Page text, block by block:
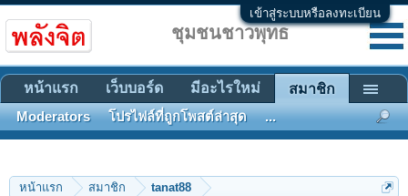
เข้าสู่ระบบหรือลงทะเบียน
หน้าแรก สมาชิก tanat88
ชุมชนชาวพุทธ
หน้าแรก เว็บบอร์ด มีอะไรใหม่ สมาชิก
Moderators โปรไฟล์ที่ถูกโพสต์ล่าสุด ...